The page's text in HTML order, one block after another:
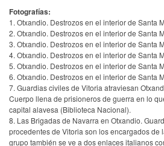
Fotografías:
1. Otxandio. Destrozos en el interior de Santa
2. Otxandio. Destrozos en el interior de Santa
3. Otxandio. Destrozos en el interior de Santa
4. Otxandio. Destrozos en el interior de Santa
5. Otxandio. Destrozos en el interior de Santa
6. Otxandio. Destrozos en el interior de Santa
7. Guardias civiles de Vitoria atraviesan
Cuerpo llena de prisioneros de guerra en lo
capital alavesa (Biblioteca Nacional).
8. Las Brigadas de Navarra en Otxandio.
procedentes de Vitoria son los encargados de
grupo también se ve a dos enlaces italianos